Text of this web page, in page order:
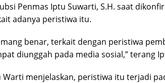
Penmas Iptu Suwarti, S.H. saat
adanya peristiwa itu.
benar, terkait dengan peristiwa
diunggah pada media sosial,” terang
Warti menjelaskan, peristiwa itu terjadi